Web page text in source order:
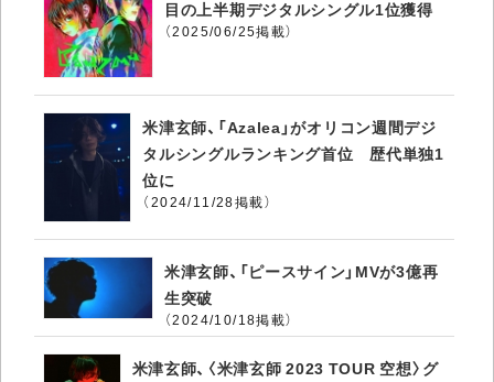
目の上半期デジタルシングル1位獲得
（2025/06/25掲載）
米津玄師、「Azalea」がオリコン週間デジ
タルシングルランキング首位 歴代単独1
位に
（2024/11/28掲載）
米津玄師、「ピースサイン」MVが3億再
生突破
（2024/10/18掲載）
米津玄師、〈米津玄師 2023 TOUR 空想〉グ